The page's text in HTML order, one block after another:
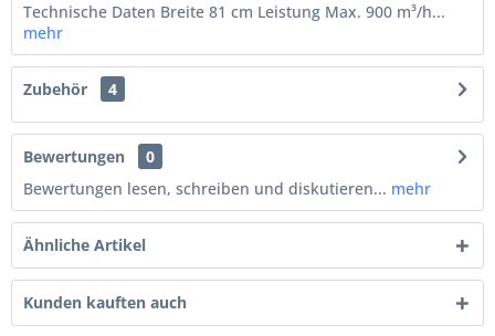
Technische Daten Breite 81 cm Leistung Max. 900 m³/h...
mehr
Zubehör 4
Bewertungen
0
Bewertungen lesen, schreiben und diskutieren... mehr
Ähnliche Artikel
Kunden kauften auch